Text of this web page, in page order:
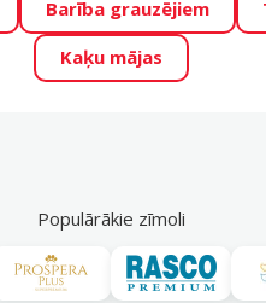
piedāvā lieliskas cenas
ŪSAIŅI”! Varbūt tieši Tavs
Barība grauzējiem
Kaķu mājas
Populārākie zīmoli
Akciju piedāvājumi